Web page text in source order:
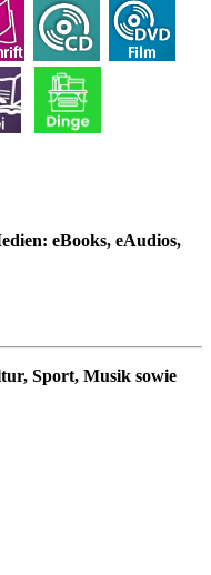
eBooks, eAudios,
Sport, Musik sowie